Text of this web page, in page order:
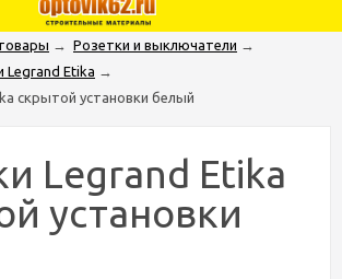
→ Розетки и выключатели →
Legrand Etika →
скрытой установки белый
Legrand Etika
установки